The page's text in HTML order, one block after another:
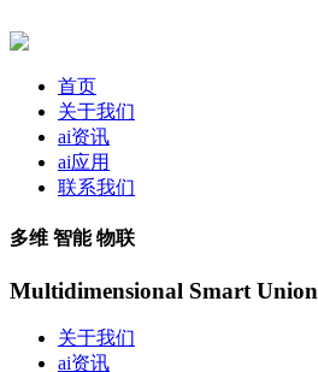
首页
关于我们
ai资讯
ai应用
联系我们
多维 智能 物联
Multidimensional Smart Union
关于我们
ai资讯